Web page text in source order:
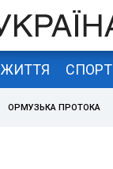
ЖИТТЯ СПОРТ
ОРМУЗЬКА ПРОТОКА